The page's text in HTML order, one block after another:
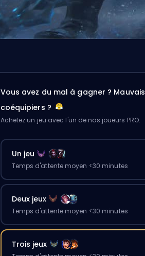
Vous avez du mal à gagner ? Mauvais
coéquipiers ?
Achetez un jeu avec l'un de nos joueurs PRO.
Un jeu
Temps d'attente moyen <30 minutes
Deux jeux
Temps d'attente moyen <30 minutes
Trois jeux